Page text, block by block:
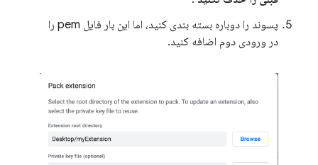
پسوند را دوباره بسته بندی کنید، اما این بار فایل pem را
در ورودی دوم اضافه کنید.